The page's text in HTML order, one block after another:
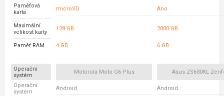
Paměťová
karta
microSD Ano
Maximální
velikost karty
128 GB 2000 GB
Paměť RAM 4 GB 6 GB
Operační
systém
Motorola Moto G6 Plus Asus ZS630KL
Operační
systém
Android Android